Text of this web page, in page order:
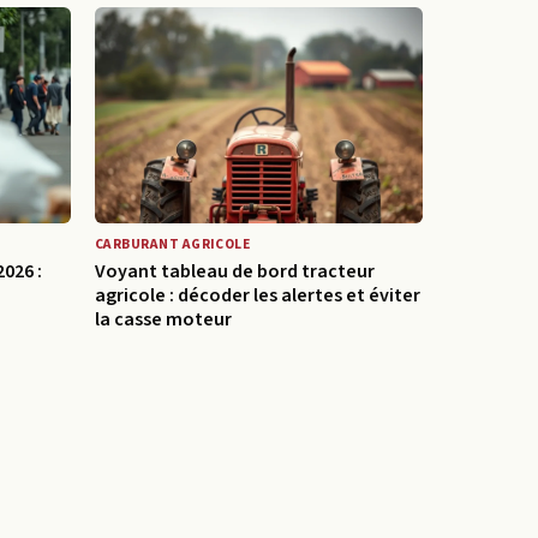
:
CARBURANT AGRICOLE
Voyant tableau de bord tracteur
agricole : décoder les alertes et éviter
la casse moteur